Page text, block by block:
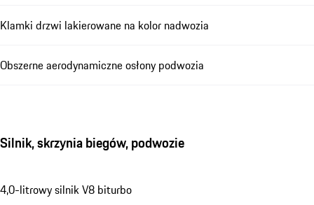
Klamki drzwi lakierowane na kolor nadwozia
Obszerne aerodynamiczne osłony podwozia
Silnik, skrzynia biegów, podwozie
4,0-litrowy silnik V8 biturbo